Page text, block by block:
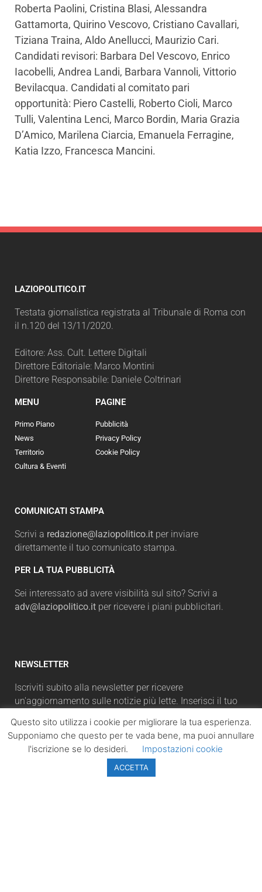
Roberta Paolini, Cristina Blasi, Alessandra
Gattamorta, Quirino Vescovo, Cristiano Cavallari,
Tiziana Traina, Aldo Anellucci, Maurizio Cari.
Candidati revisori: Barbara Del Vescovo, Enrico
Iacobelli, Andrea Landi, Barbara Vannoli, Vittorio
Bevilacqua. Candidati al comitato pari
opportunità: Piero Castelli, Roberto Cioli, Marco
Tulli, Valentina Lenci, Marco Bordin, Maria Grazia
D’Amico, Marilena Ciarcia, Emanuela Ferragine,
Katia Izzo, Francesca Mancini.
LAZIOPOLITICO.IT
Testata giornalistica registrata al Tribunale di Roma con
il n.120 del 13/11/2020.
Editore: Ass. Cult. Lettere Digitali
Direttore Editoriale: Marco Montini
Direttore Responsabile: Daniele Coltrinari
MENU
Primo Piano
News
Territorio
Cultura & Eventi
PAGINE
Pubblicità
Privacy Policy
Cookie Policy
COMUNICATI STAMPA
Scrivi a redazione@laziopolitico.it per inviare
direttamente il tuo comunicato stampa.
PER LA TUA PUBBLICITÀ
Sei interessato ad avere visibilità sul sito? Scrivi a
adv@laziopolitico.it per ricevere i piani pubblicitari.
NEWSLETTER
Iscriviti subito alla newsletter per ricevere
un'aggiornamento sulle notizie più lette. Inserisci il tuo
automaticamente la nostra Privacy Policy.
Questo sito utilizza i cookie per migliorare la tua esperienza.
Supponiamo che questo per te vada bene, ma puoi annullare
l'iscrizione se lo desideri.
Impostazioni cookie
ACCETTA